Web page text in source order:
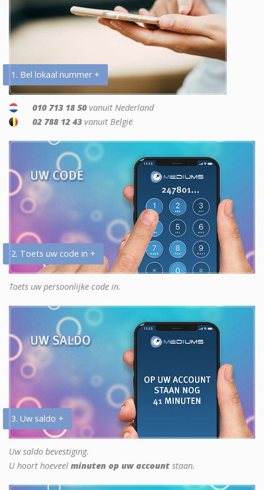
1. Bel lokaal nummer +
010 713 18 50 vanuit Nederland
02 788 12 43 vanuit België
2. Toets uw code in +
Toets uw persoonlijke code in.
3. Uw saldo +
Uw saldo bevestiging.
U hoort hoeveel minuten op uw account staan.